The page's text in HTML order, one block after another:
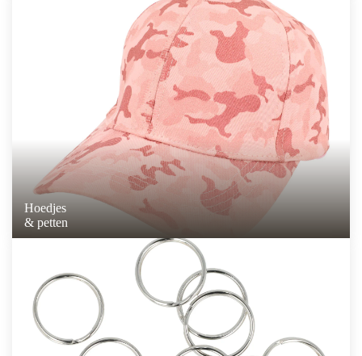
Hoedjes
& petten